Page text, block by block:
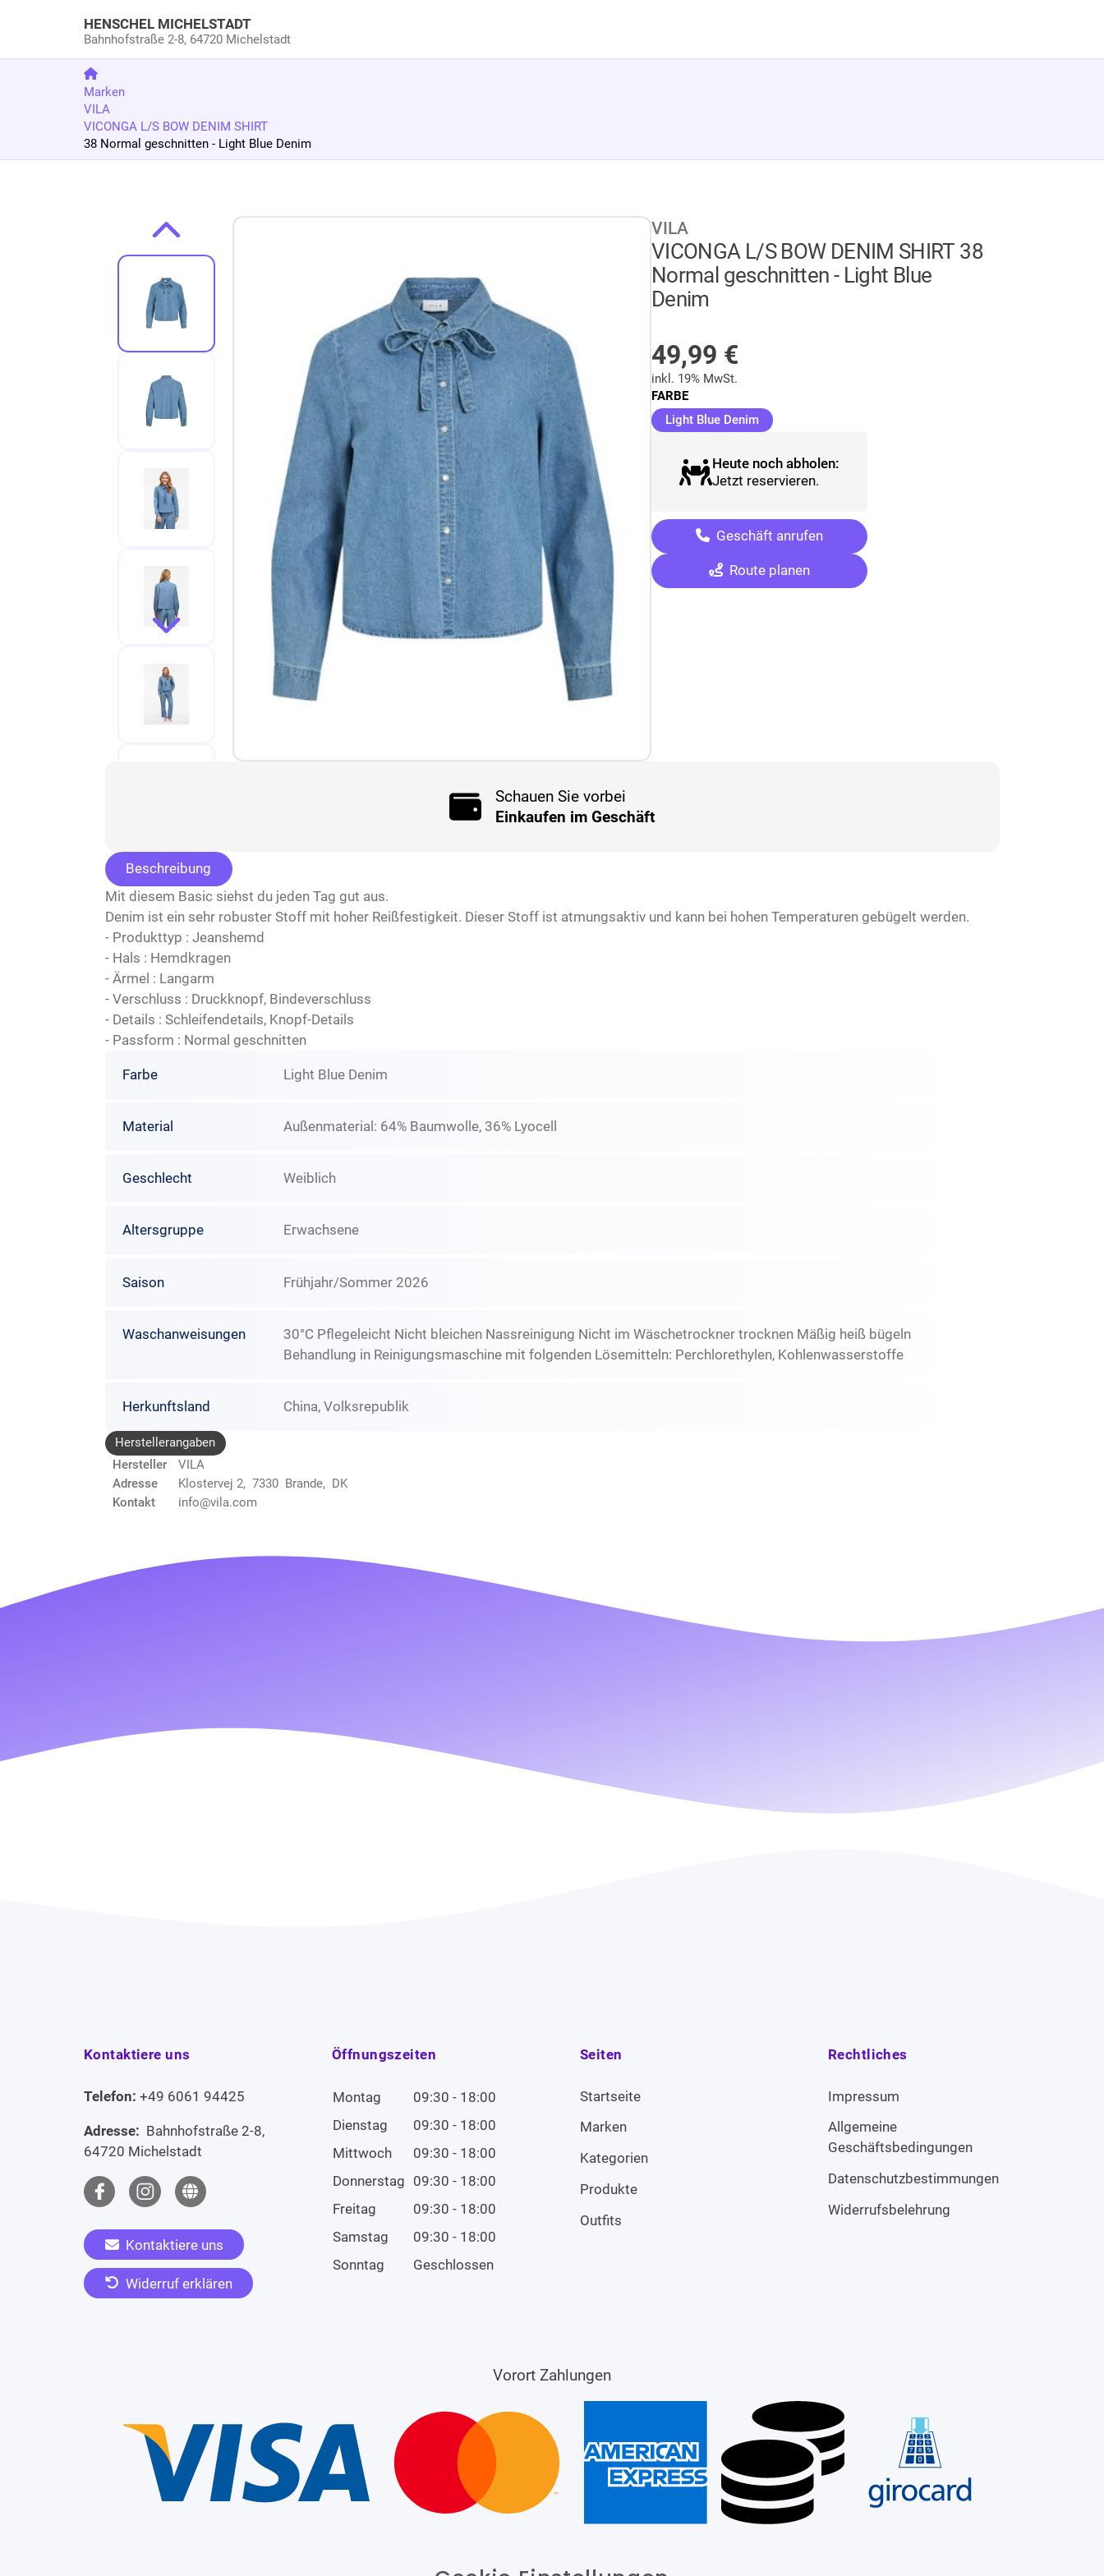
HENSCHEL MICHELSTADT
Bahnhofstraße 2-8, 64720 Michelstadt
Marken
VILA
VICONGA L/S BOW DENIM SHIRT
38 Normal geschnitten - Light Blue Denim
Zur Produktbeschreibung springen VILA
VICONGA L/S BOW DENIM SHIRT 38
Normal geschnitten - Light Blue
Denim
49,99 €
inkl. 19% MwSt.
FARBE
Light Blue Denim (ausgewählt)
Heute noch abholen:
Jetzt reservieren.
Geschäft anrufen
Route planen
Schauen Sie vorbei
Einkaufen im Geschäft
Beschreibung
Mit diesem Basic siehst du jeden Tag gut aus.
Denim ist ein sehr robuster Stoff mit hoher Reißfestigkeit. Dieser Stoff ist atmungsaktiv und kann bei hohen Temperaturen gebügelt werden.
- Produkttyp : Jeanshemd
- Hals : Hemdkragen
- Ärmel : Langarm
- Verschluss : Druckknopf, Bindeverschluss
- Details : Schleifendetails, Knopf-Details
- Passform : Normal geschnitten
Farbe Light Blue Denim
Material Außenmaterial: 64% Baumwolle, 36% Lyocell
Geschlecht Weiblich
Altersgruppe Erwachsene
Saison Frühjahr/Sommer 2026
Waschanweisungen
30°C Pflegeleicht Nicht bleichen Nassreinigung Nicht im Wäschetrockner trocknen Mäßig heiß bügeln
Behandlung in Reinigungsmaschine mit folgenden Lösemitteln: Perchlorethylen, Kohlenwasserstoffe
Herkunftsland China, Volksrepublik
Herstellerangaben
Hersteller
VILA
Adresse
Klostervej 2, 7330 Brande, DK
Kontakt
info@vila.com
Kontaktiere uns
Telefon: +49 6061 94425
Adresse: Bahnhofstraße 2-8,
64720 Michelstadt
Kontaktiere uns
Widerruf erklären
Öffnungszeiten
Montag
09:30 - 18:00
Dienstag
09:30 - 18:00
Mittwoch
09:30 - 18:00
Donnerstag 09:30 - 18:00
Freitag
09:30 - 18:00
Samstag
09:30 - 18:00
Sonntag
Geschlossen
Seiten
Startseite
Marken
Kategorien
Produkte
Outfits
Rechtliches
Impressum
Allgemeine
Geschäftsbedingungen
Datenschutzbestimmungen
Widerrufsbelehrung
Vorort Zahlungen